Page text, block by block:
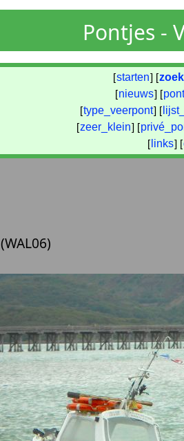
Pontjes -
[starten] [
[nieuws] [
[type_veerpont] [
[zeer_klein] [
[ links] [
(WAL06)